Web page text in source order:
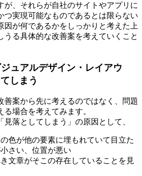
が、それらが自社のサイトやアプリに
つ実現可能なものであるとは限らない
因が何であるかをしっかりと考えた上
うる具体的な改善案を考えていくこと
ュアルデザイン・レイアウ
しまう
善案から先に考えるのではなく、問題
場合を考えてみます。
見落としてしまう」の原因として、
色が他の要素に埋もれていて目立た
さい、位置が悪い
文章がそこの存在していることを見